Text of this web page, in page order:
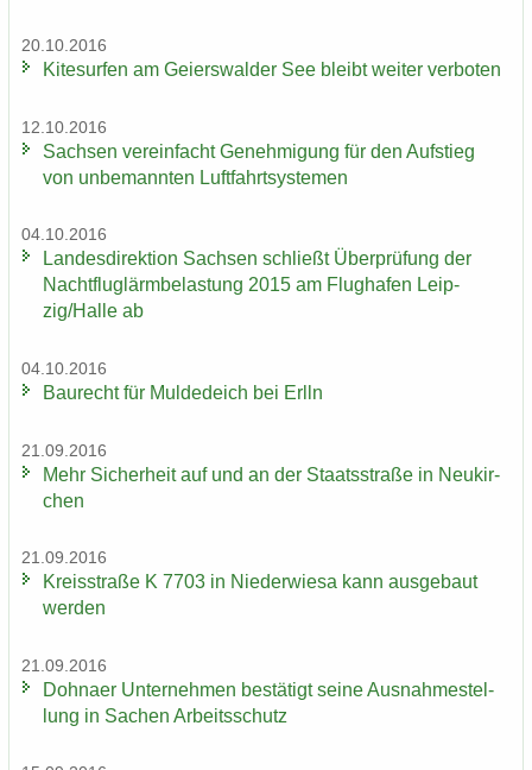
20.10.2016
Ki­te­sur­fen am Gei­ers­wal­der See bleibt wei­ter ver­bo­ten
12.10.2016
Sach­sen ver­ein­facht Ge­neh­mi­gung für den Auf­stieg
von un­be­mann­ten Luft­fahrt­sys­te­men
04.10.2016
Lan­des­di­rek­ti­on Sach­sen schließt Über­prü­fung der
Nacht­flug­lärm­be­las­tung 2015 am Flug­ha­fen Leip­
zig/Halle ab
04.10.2016
Bau­recht für Mul­de­deich bei Erlln
21.09.2016
Mehr Si­cher­heit auf und an der Staats­stra­ße in Neu­kir­
chen
21.09.2016
Kreis­stra­ße K 7703 in Nie­der­wie­sa kann aus­ge­baut
wer­den
21.09.2016
Dohna­er Un­ter­neh­men be­stä­tigt seine Aus­nah­me­stel­
lung in Sa­chen Ar­beits­schutz